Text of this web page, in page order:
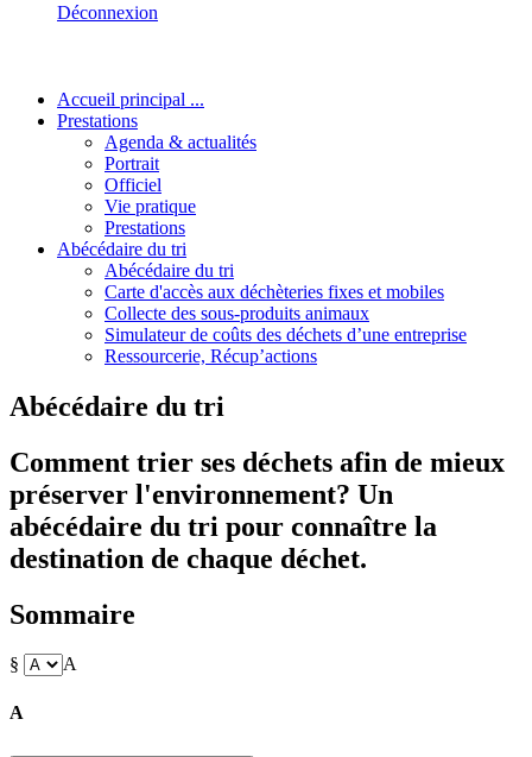
Déconnexion
Accueil principal ...
Prestations
Agenda & actualités
Portrait
Officiel
Vie pratique
Prestations
Abécédaire du tri
Abécédaire du tri
Carte d'accès aux déchèteries fixes et mobiles
Collecte des sous-produits animaux
Simulateur de coûts des déchets d’une entreprise
Ressourcerie, Récup’actions
Abécédaire du tri
Comment trier ses déchets afin de mieux
préserver l'environnement? Un
abécédaire du tri pour connaître la
destination de chaque déchet.
Sommaire
§ A
A